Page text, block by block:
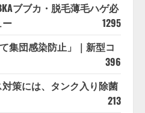
ブブカ・脱毛薄毛ハゲ必
1295
集団感染防止」｜新型コ
396
策には、タンク入り除菌
213